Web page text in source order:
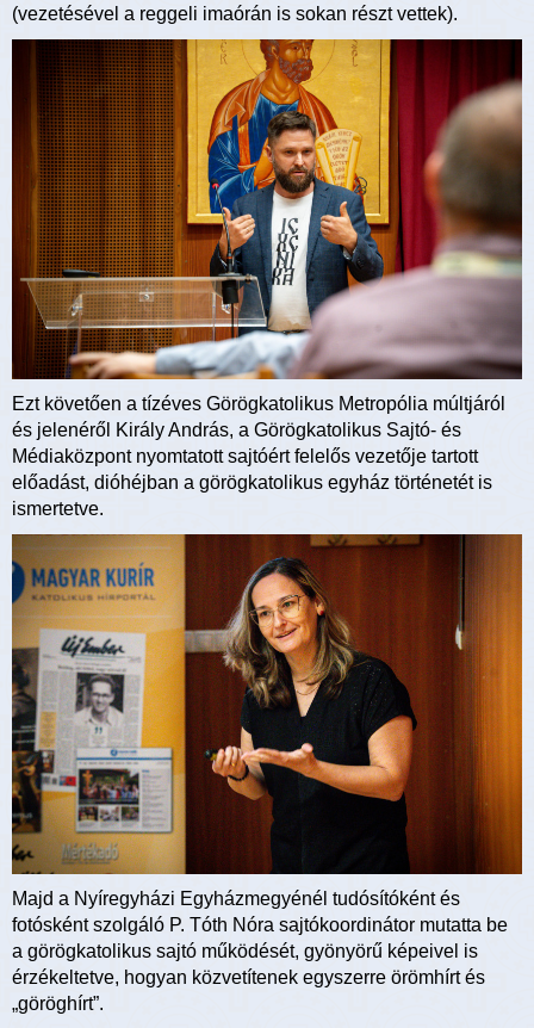
(vezetésével a reggeli imaórán is sokan részt vettek).
Ezt követően a tízéves Görögkatolikus Metropólia múltjáról
és jelenéről Király András, a Görögkatolikus Sajtó- és
Médiaközpont nyomtatott sajtóért felelős vezetője tartott
előadást, dióhéjban a görögkatolikus egyház történetét is
ismertetve.
Majd a Nyíregyházi Egyházmegyénél tudósítóként és
fotósként szolgáló P. Tóth Nóra sajtókoordinátor mutatta be
a görögkatolikus sajtó működését, gyönyörű képeivel is
érzékeltetve, hogyan közvetítenek egyszerre örömhírt és
„göröghírt”.